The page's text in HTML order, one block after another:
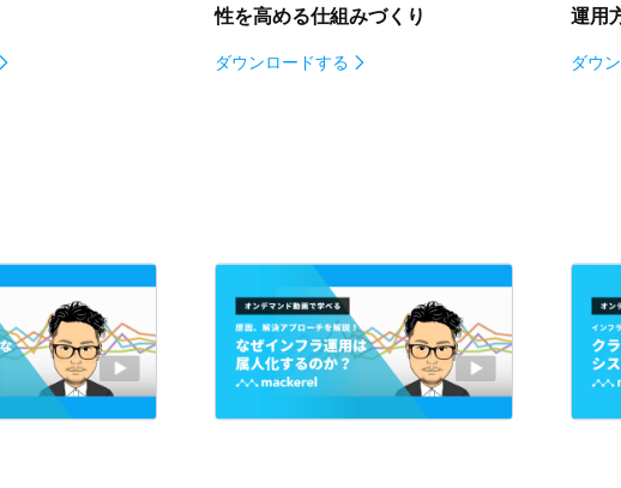
性を高める仕組みづくり
ダウンロードする
運用
ダウ